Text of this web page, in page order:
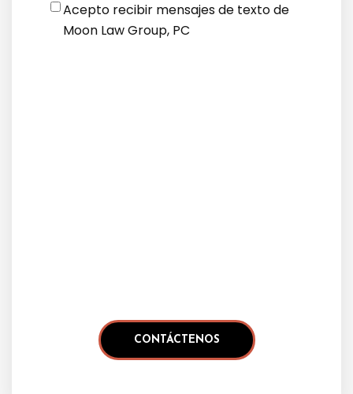
Acepto recibir mensajes de texto de
Moon Law Group, PC